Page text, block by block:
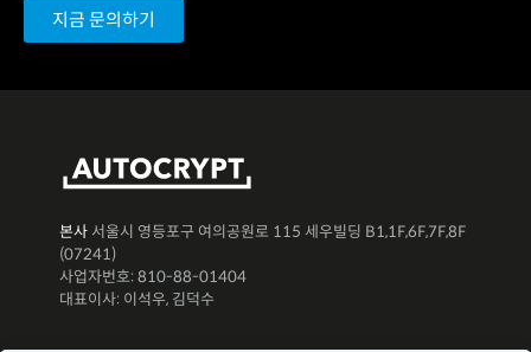
지금 문의하기
본사 서울시 영등포구 여의공원로 115 세우빌딩 B1,1F,6F,7F,8F
(07241)
사업자번호: 810-88-01404
대표이사: 이석우, 김덕수